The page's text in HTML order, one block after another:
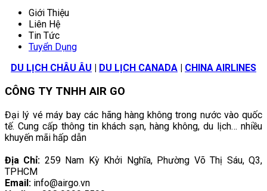
Giới Thiệu
Liên Hệ
Tin Tức
Tuyển Dụng
DU LỊCH CHÂU ÂU
DU LỊCH CANADA CHINA AIRLINES
CÔNG TY TNHH AIR GO
Đại lý vé máy bay các hãng hàng không trong nước vào quốc
tế. Cung cấp thông tin khách sạn, hàng không, du lịch… nhiều
khuyến mãi hấp dẫn
Địa Chỉ: 259 Nam Kỳ Khởi Nghĩa, Phường Võ Thị Sáu, Q3,
TPHCM
Email: info@airgo.vn